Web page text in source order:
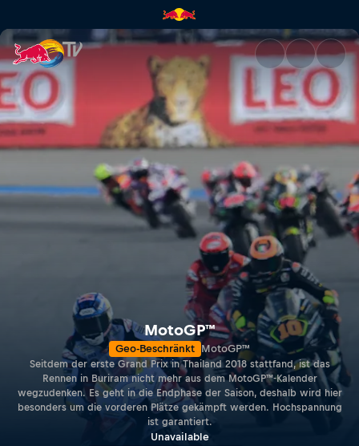
MotoGP™: Großer Preis von
MotoGP™
Geo-Beschränkt MotoGP™
Seitdem der erste Grand Prix in Thailand 2018 stattfand, ist das
Rennen in Buriram nicht mehr aus dem MotoGP™-Kalender
wegzudenken. Es geht in die Endphase der Saison, deshalb wird hier
besonders um die vorderen Plätze gekämpft werden. Hochspannung
ist garantiert.
Unavailable